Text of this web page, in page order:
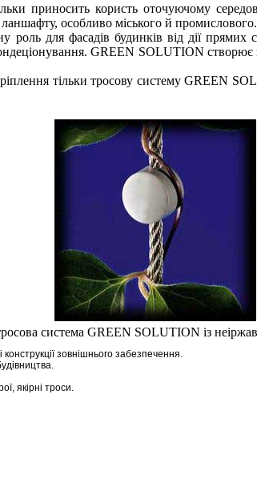
приносить користь оточуючому
особливо міського й промислового.
роль для фасадів будинків від дії
GREEN SOLUTION створює
тільки тросову систему GREEN
система GREEN SOLUTION із
зовнішнього забезпечення.
якірні троси.